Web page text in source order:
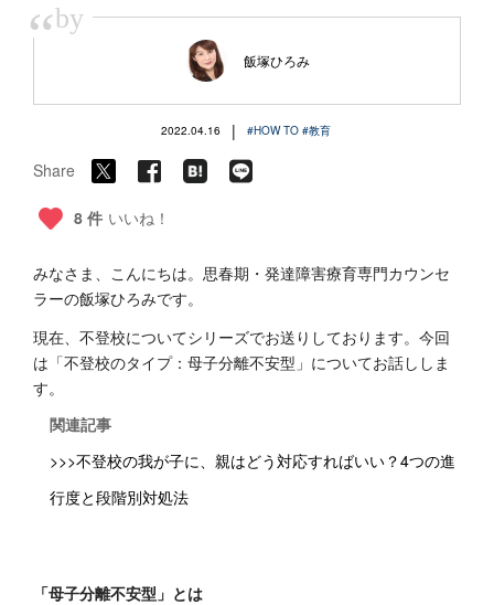
“by
飯塚ひろみ
2022.04.16 | #HOW TO #教育
Share
8 件 いいね！
みなさま、こんにちは。思春期・発達障害療育専門カウンセ
ラーの飯塚ひろみです。
現在、不登校についてシリーズでお送りしております。今回
は「不登校のタイプ：母子分離不安型」についてお話ししま
す。
関連記事
>>>不登校の我が子に、親はどう対応すればいい？4つの進
行度と段階別対処法
「母子分離不安型」とは